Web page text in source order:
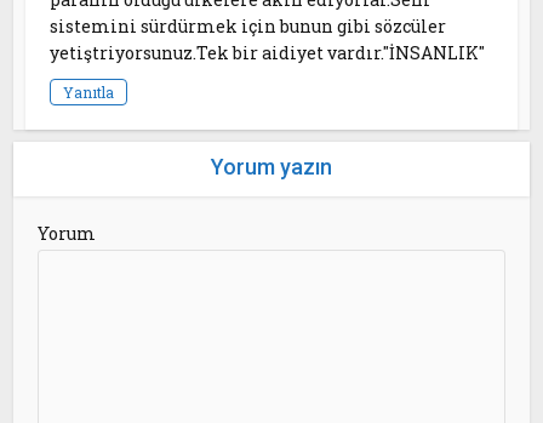
sistemini sürdürmek için bunun gibi sözcüler
yetiştriyorsunuz.Tek bir aidiyet vardır."İNSANLIK"
Yanıtla
Yorum yazın
Yorum